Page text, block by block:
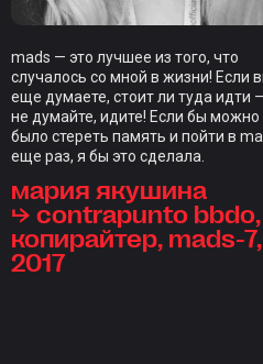
mads — это лучшее из того, что
случалось со мной в жизни! Если
еще думаете, стоит ли туда идти
не думайте, идите! Если бы можно
было стереть память и пойти в
еще раз, я бы это сделала.
мария якушина
⮡ contrapunto bbdo,
копирайтер, mads-7,
2017